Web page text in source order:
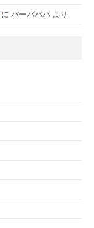
に バーバパパ より